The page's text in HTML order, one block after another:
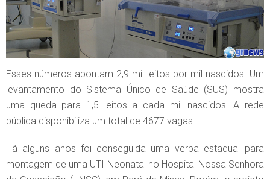
Esses números apontam 2,9 mil leitos por mil nascidos. Um
levantamento do Sistema Único de Saúde (SUS) mostra
uma queda para 1,5 leitos a cada mil nascidos. A rede
pública disponibiliza um total de 4677 vagas.
Há alguns anos foi conseguida uma verba estadual para
montagem de uma UTI Neonatal no Hospital Nossa Senhora